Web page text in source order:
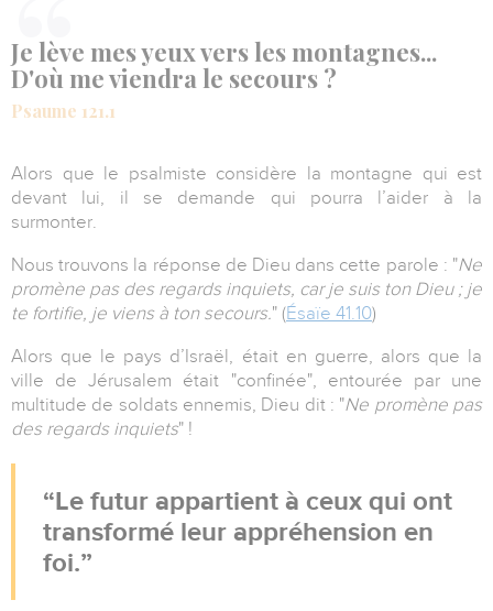
Je lève mes yeux vers les montagnes...
D'où me viendra le secours ?
Psaume 121.1
Alors que le psalmiste considère la montagne qui est
devant lui, il se demande qui pourra l’aider à la
surmonter.
Nous trouvons la réponse de Dieu dans cette parole : "Ne
promène pas des regards inquiets, car je suis ton Dieu ; je
te fortifie, je viens à ton secours." (Ésaïe 41.10)
Alors que le pays d’Israël, était en guerre, alors que la
ville de Jérusalem était "confinée", entourée par une
multitude de soldats ennemis, Dieu dit : "Ne promène pas
des regards inquiets" !
Le futur appartient à ceux qui ont
transformé leur appréhension en
foi.